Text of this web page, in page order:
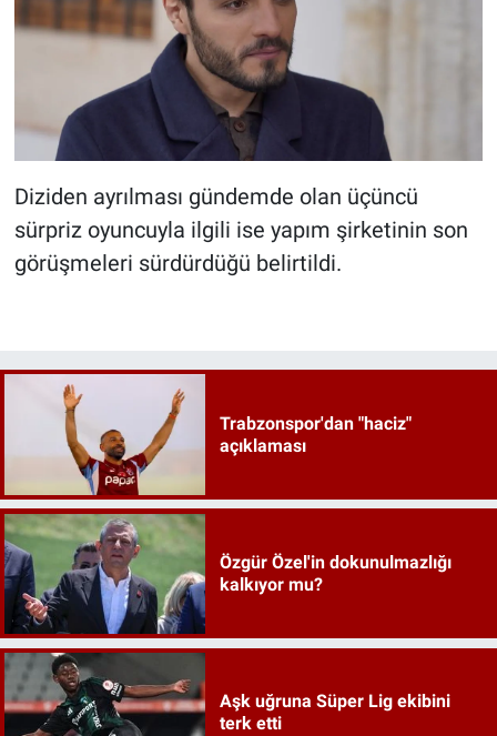
Diziden ayrılması gündemde olan üçüncü
sürpriz oyuncuyla ilgili ise yapım şirketinin son
görüşmeleri sürdürdüğü belirtildi.
Trabzonspor'dan "haciz"
açıklaması
Özgür Özel'in dokunulmazlığı
kalkıyor mu?
Aşk uğruna Süper Lig ekibini
terk etti